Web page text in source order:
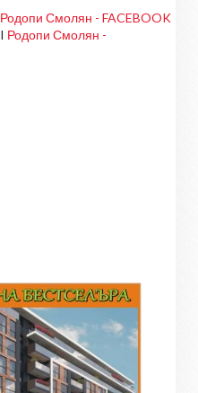
Родопи Смолян - FACEBOOK
I Родопи Смолян -